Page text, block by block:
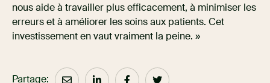
nous aide à travailler plus efficacement, à minimiser les
erreurs et à améliorer les soins aux patients. Cet
investissement en vaut vraiment la peine. »
Partage: